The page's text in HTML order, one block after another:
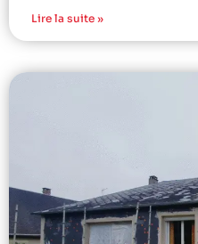
Lire la suite »